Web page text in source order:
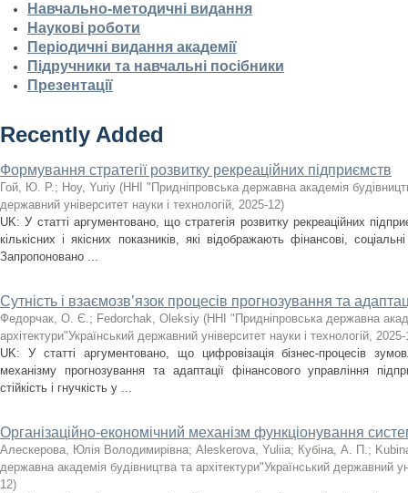
Навчально-методичні видання
Наукові роботи
Періодичні видання академії
Підручники та навчальні посібники
Презентації
Recently Added
Формування стратегії розвитку рекреаційних підприємств
Гой, Ю. Р.; Hoy, Yuriy (ННІ "Придніпровська державна академія
державний університет науки і технологій, 2025-12)
UK: У статті аргументовано, що стратегія розвитку рекреаційних
кількісних і якісних показників, які відображають фінансові,
Запропоновано ...
Сутність і взаємозв’язок процесів прогнозування та
Федорчак, О. Є.; Fedorchak, Oleksiy (ННІ "Придніпровська державна
архітектури"Український державний університет науки і технологій, 2025-
UK: У статті аргументовано, що цифровізація бізнес-процесів
механізму прогнозування та адаптації фінансового управління
стійкість і гнучкість у ...
Організаційно-економічний механізм функціонування
Алескерова, Юлія Володимирівна; Aleskerova, Yuliia; Кубіна, А. П.;
державна академія будівництва та архітектури"Український державний
12)